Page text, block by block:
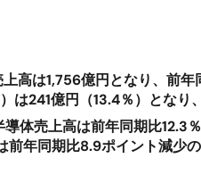
高は1,756億円となり、前
241億円（13.4％）となり
体売上高は前年同期比12.3
年同期比8.9ポイント減少の